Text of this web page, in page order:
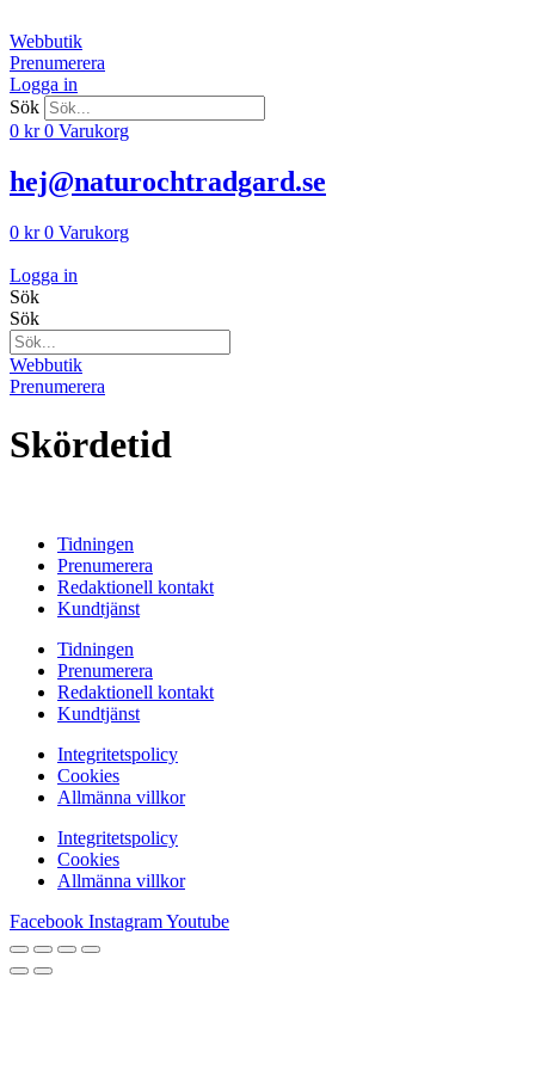
till
innehåll
Webbutik
Prenumerera
Logga in
Sök
0 kr 0 Varukorg
hej@naturochtradgard.se
0 kr 0 Varukorg
Logga in
Sök
Sök
Webbutik
Prenumerera
Skördetid
Tidningen
Prenumerera
Redaktionell kontakt
Kundtjänst
Tidningen
Prenumerera
Redaktionell kontakt
Kundtjänst
Integritetspolicy
Cookies
Allmänna villkor
Integritetspolicy
Cookies
Allmänna villkor
Facebook InstagramYoutube